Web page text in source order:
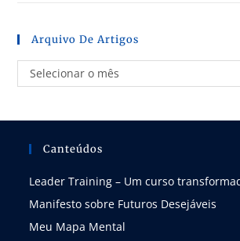
Arquivo De Artigos
Selecionar o mês
Canteúdos
Leader Training – Um curso
Manifesto sobre Futuros Desejáveis
Meu Mapa Mental